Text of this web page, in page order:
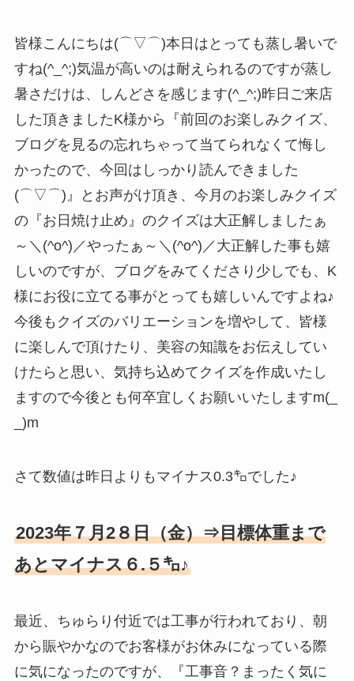
皆様こんにちは(⌒▽⌒)本日はとっても蒸し暑いで
すね(^_^;)気温が高いのは耐えられるのですが蒸し
暑さだけは、しんどさを感じます(^_^;)昨日ご来店
した頂きましたK様から『前回のお楽しみクイズ、
ブログを見るの忘れちゃって当てられなくて悔し
かったので、今回はしっかり読んできました
(⌒▽⌒)』とお声がけ頂き、今月のお楽しみクイズ
の『お日焼け止め』のクイズは大正解しましたぁ
～＼(^o^)／やったぁ～＼(^o^)／大正解した事も嬉
しいのですが、ブログをみてくださり少しでも、K
様にお役に立てる事がとっても嬉しいんですよね♪
今後もクイズのバリエーションを増やして、皆様
に楽しんで頂けたり、美容の知識をお伝えしてい
けたらと思い、気持ち込めてクイズを作成いたし
ますので今後とも何卒宜しくお願いいたしますm(_
_)m
さて数値は昨日よりもマイナス0.3㌔でした♪
2023年７月2８日（金）⇒目標体重まで
あとマイナス６.５㌔♪
最近、ちゅらり付近では工事が行われており、朝
から賑やかなのでお客様がお休みになっている際
に気になったのですが、『工事音？まったく気に